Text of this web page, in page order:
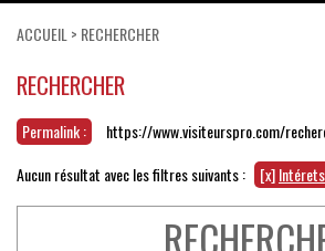
ACCUEIL > RECHERCHER
RECHERCHER
Permalink :
https://www.visiteurspro.com/
Aucun résultat avec les filtres suivants :
[x]Intérets